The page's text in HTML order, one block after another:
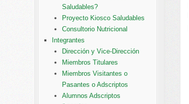
Saludables?
Proyecto Kiosco Saludables
Consultorio Nutricional
Integrantes
Dirección y Vice-Dirección
Miembros Titulares
Miembros Visitantes o
Pasantes o Adscriptos
Alumnos Adscriptos